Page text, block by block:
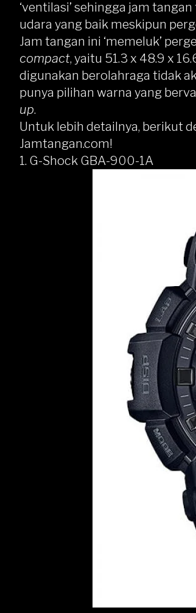
‘ventilasi’ sehingga jam
udara yang baik meskipun
Jam tangan ini ‘memeluk’
compact, yaitu 51.3 x 48.9 x
digunakan berolahraga tidak
punya pilihan warna yang
up.
Untuk lebih detailnya, berikut
Jamtangan.com!
1. G-Shock GBA-900-1A